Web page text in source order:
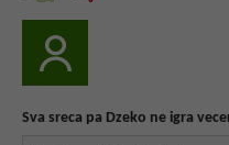
Sva sreca pa Dzeko ne igra